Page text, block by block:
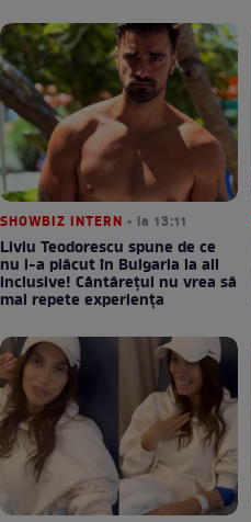
SHOWBIZ INTERN • la 13:11
Liviu Teodorescu spune de ce
nu i-a plăcut în Bulgaria la all
inclusive! Cântărețul nu vrea să
mai repete experiența